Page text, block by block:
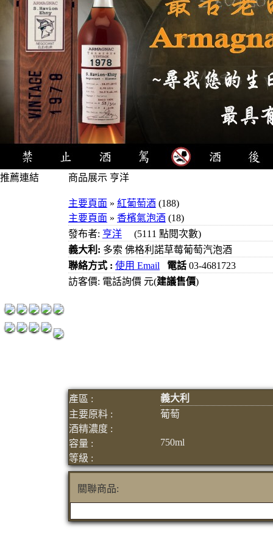
推薦連結 商品展示 亨洋
主要頁面 » 紅葡萄酒 (188)
主要頁面 » 香檳氣泡酒 (18)
發布者: 亨洋 (5111 點閱次數)
義大利: 多索 佛格利諾草莓葡萄汽泡酒
聯絡方式 : 使用 Email 電話 03-4681723
訪客價: 電話詢價 元(建議售價)
產區 :
義大利
主要原料 :
葡萄
酒精濃度 :
容量 :
750ml
等級 :
關聯商品: